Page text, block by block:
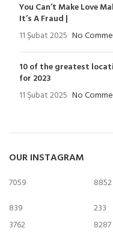
You Can’t Make Love
It’s A Fraud |
11 Şubat 2025 No
10 of the greatest
for 2023
11 Şubat 2025 No
OUR INSTAGRAM
7059
839
8852
233
3762
8287